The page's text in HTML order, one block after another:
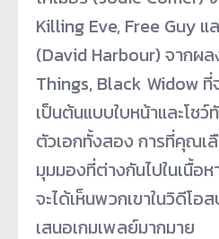
Killing Eve, Free Guy แ
(David Harbour) จากผ
Things, Black Widow ที่
เป็นต้นแบบใบหน้าและโช
ตัวเอกทั้งสอง การที่คุณเ
มุมมองที่ต่างกันไปในเนื้อ
จะได้เห็นพวกเขาในวิดีโ
เสนอเกมเพลย์มากมาย